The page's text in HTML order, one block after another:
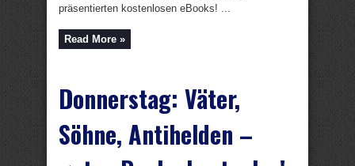
präsentierten kostenlosen eBooks! ...
Read More »
Donnerstag: Väter,
Söhne, Antihelden –